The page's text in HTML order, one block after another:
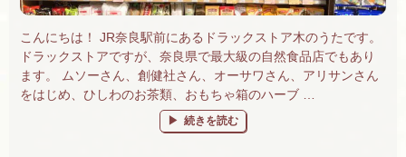
こんにちは！ JR奈良駅前にあるドラックストア木のうたです。
ドラックストアですが、奈良県で最大級の自然食品店でもあり
ます。 ムソーさん、創健社さん、オーサワさん、アリサンさん
をはじめ、ひしわのお茶類、おもちゃ箱のハーブ …
“奈良 自然食品＆有機野菜 楽しいがいっぱ
続きを読む